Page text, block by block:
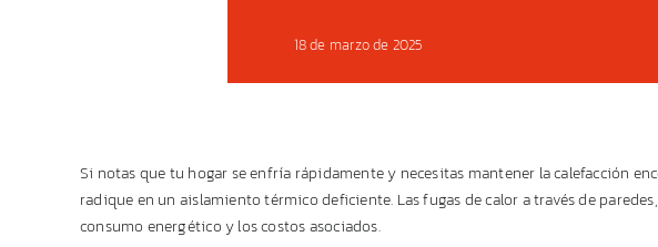
18 de marzo de 2025
Si notas que tu hogar se enfría rápidamente y necesitas mantener la calefacción
radique en un aislamiento térmico deficiente. Las fugas de calor a través de
consumo energético y los costos asociados.